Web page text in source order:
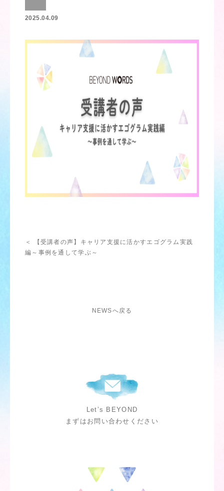
2025.04.09
＜ 【受講者の声】キャリア支援に活かすエゴグラム実践
編～事例を通して学ぶ～
NEWSへ戻る
Let’s BEYOND
まずはお問い合わせください